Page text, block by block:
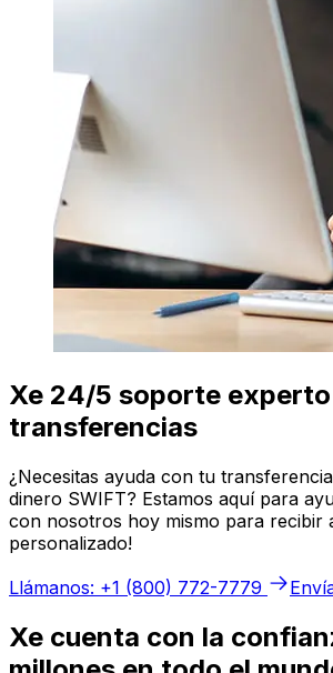
Xe 24/5 soporte
transferencias
¿Necesitas ayuda con tu
dinero SWIFT? Estamos aquí para
con nosotros hoy mismo para recibir
personalizado!
Llámanos: +1 (800) 772-7779
Xe cuenta con la